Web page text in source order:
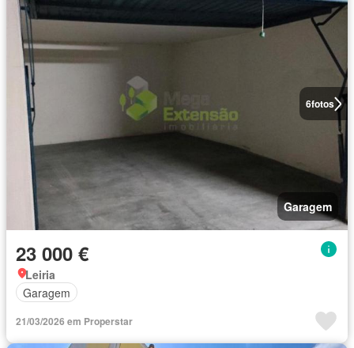
6fotos
Garagem
23 000 €
Leiria
Garagem
21/03/2026 em Properstar